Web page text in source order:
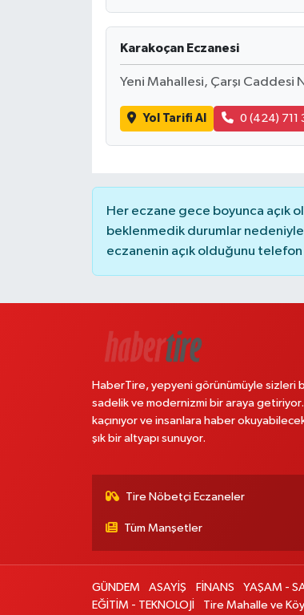
Karakoçan Eczanesi
Yeni Mahallesi, Çarşı Caddesi
Yol Tarifi Al 0 (424) 711
Her eczane gece boyunca açık
beklenmedik durumlar
eczanenin açık olduğunu telefon
HaberTire, yepyeni görünümüyle sizleri
sadelik ve modernizmi bir araya
kaçınıyor ve insanlara haber
şık bir altyapı sunuyor.
Tire Nöbetçi Eczaneler
Tüm Manşetler
GÜNDEM ASAYİŞ FİNANS YAŞAM -
EĞİTİM - TEKNOLOJİ
Tire Mahalle ve